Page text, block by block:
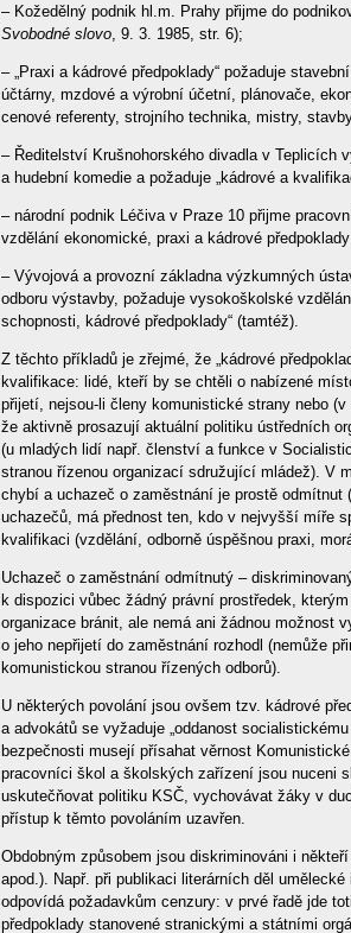
– Kožedělný podnik hl.m. Prahy přijme do
Svobodné slovo , 9. 3. 1985, str. 6);
– „Praxi a kádrové předpoklady“ požaduje
účtárny, mzdové a výrobní účetní, plánovače,
cenové referenty, strojního technika, mistry,
– Ředitelství Krušnohorského divadla v Teplicích
a hudební komedie a požaduje „kádrové a
– národní podnik Léčiva v Praze 10 přijme
vzdělání ekonomické, praxi a kádrové
– Vývojová a provozní základna výzkumných
odboru výstavby, požaduje vysokoškolské
schopnosti, kádrové předpoklady“ (tamtéž).
Z těchto příkladů je zřejmé, že „kádrové
kvalifikace: lidé, kteří by se chtěli o nabízené
přijetí, nejsou-li členy komunistické strany nebo
že aktivně prosazují aktuální politiku ústředních
(u mladých lidí např. členství a funkce v
stranou řízenou organizací sdružující mládež). V
chybí a uchazeč o zaměstnání je prostě
uchazečů, má přednost ten, kdo v nejvyšší míře
kvalifikaci (vzdělání, odborně úspěšnou praxi,
Uchazeč o zaměstnání odmítnutý –
k dispozici vůbec žádný právní prostředek,
organizace bránit, ale nemá ani žádnou možnost
o jeho nepřijetí do zaměstnání rozhodl (nemůže
komunistickou stranou řízených odborů).
U některých povolání jsou ovšem tzv. kádrové
a advokátů se vyžaduje „oddanost
bezpečnosti musejí přísahat věrnost
pracovníci škol a školských zařízení jsou nuceni
uskutečňovat politiku KSČ, vychovávat žáky v
přístup k těmto povoláním uzavřen.
Obdobným způsobem jsou diskriminováni i
apod.). Např. při publikaci literárních děl
odpovídá požadavkům cenzury: v prvé řadě jde
předpoklady stanovené stranickými a státními